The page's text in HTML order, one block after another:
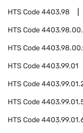
HTS Code4403.98
HTS Code
HTS Code
HTS Code4403.99.01
HTS Code
HTS Code
HTS Code